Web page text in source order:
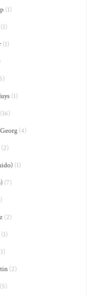
(1)
(1)
(1)
(4)
(1)
(7)
(2)
(1)
(2)
(5)